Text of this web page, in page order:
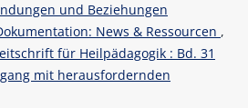
und Beziehungen
News & Ressourcen ,
für Heilpädagogik : Bd. 31
mit herausfordernden